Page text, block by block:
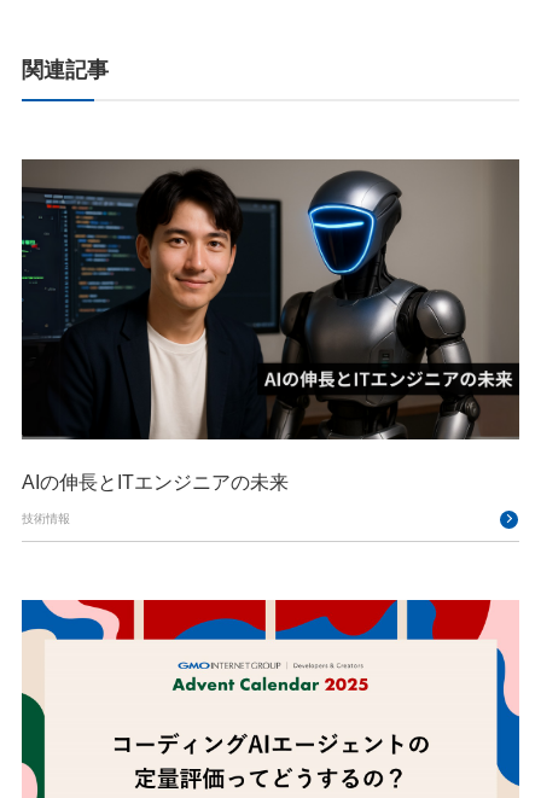
関連記事
AIの伸長とITエンジニアの未来
技術情報